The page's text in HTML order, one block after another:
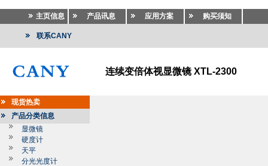
主页信息 产品讯息 应用方案 购买须知
联系CANY
连续变倍体视显微镜 XTL-2300
现货热卖
产品分类信息
显微镜
硬度计
天平
分光光度计